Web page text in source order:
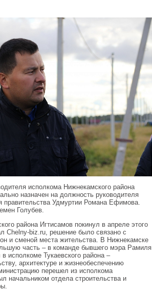
исполкома Нижнекамского района
назначен на должность руководителя
правительства Удмуртии Романа Ефимова.
Голубев.
района Игтисамов покинул в апреле этого
Сhelny-biz.ru, решение было связано с
и сменой места жительства. В Нижнекамске
часть – в команде бывшего мэра Рамиля
исполкоме Тукаевского района –
архитектуре и жизнеобеспечению
перешел из исполкома
начальником отдела строительства и